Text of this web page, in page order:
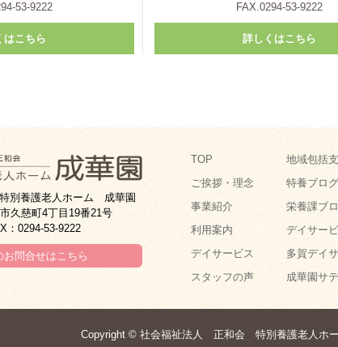
53-9222
はこちら
FAX.0294-53-9222
詳しくはこちら
別養護老人ホーム 成華園
久慈町4丁目19番21号
：0294-53-9222
お問合せはこちら
TOP
ご挨拶・理念
事業紹介
利用案内
デイサービス
スタッフの声
地域包括
特養ブログ
栄養課ブ
デイサー
多賀デイ
成華園サ
Copyright © 社会福祉法人 正和会 特別養護老人ホ